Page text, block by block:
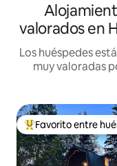
valorados en
Los huéspedes
muy valoradas
Favorito entre
Favorito entre